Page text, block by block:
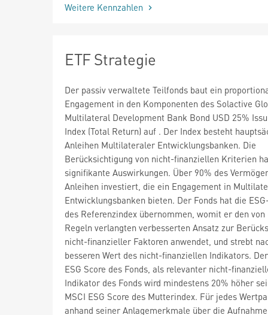
Weitere Kennzahlen
ETF Strategie
Der passiv verwaltete Teilfonds baut ein
Engagement in den Komponenten des Solactive
Multilateral Development Bank Bond USD 25%
Index (Total Return) auf . Der Index besteht
Anleihen Multilateraler Entwicklungsbanken. Die
Berücksichtigung von nicht-finanziellen Kriterien
signifikante Auswirkungen. Über 90% des
Anleihen investiert, die ein Engagement in
Entwicklungsbanken bieten. Der Fonds hat die
des Referenzindex übernommen, womit er den von
Regeln verlangten verbesserten Ansatz zur
nicht-finanzieller Faktoren anwendet, und strebt
besseren Wert des nicht-finanziellen Indikators.
ESG Score des Fonds, als relevanter nicht-
Indikator des Fonds wird mindestens 20% höher
MSCI ESG Score des Mutterindex. Für jedes
anhand seiner Anlagemerkmale über die